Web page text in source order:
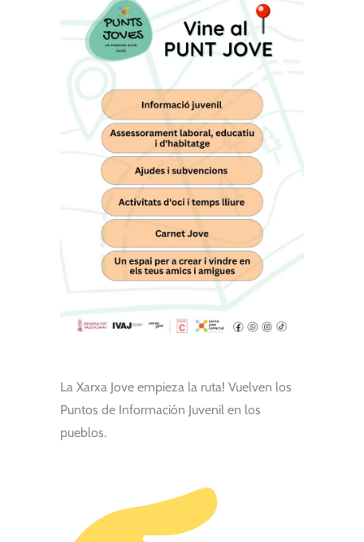
La Xarxa Jove empieza la ruta! Vuelven los
Puntos de Información Juvenil en los
pueblos.